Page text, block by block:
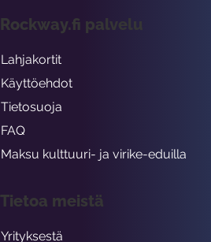
Rockway.fi palvelu
Lahjakortit
Käyttöehdot
Tietosuoja
FAQ
Maksu kulttuuri- ja virike-eduilla
Tietoa meistä
Yrityksestä